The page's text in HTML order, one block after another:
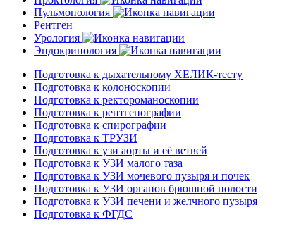
Пульмонология
Рентген
Урология
Эндокринология
Подготовка к дыхательному ХЕЛИК-тесту
Подготовка к колоноскопии
Подготовка к ректороманоскопии
Подготовка к рентгенографии
Подготовка к спирографии
Подготовка к ТРУЗИ
Подготовка к узи аорты и её ветвей
Подготовка к УЗИ малого таза
Подготовка к УЗИ мочевого пузыря и почек
Подготовка к УЗИ органов брюшной полости
Подготовка к УЗИ печени и желчного пузыря
Подготовка к ФГДС